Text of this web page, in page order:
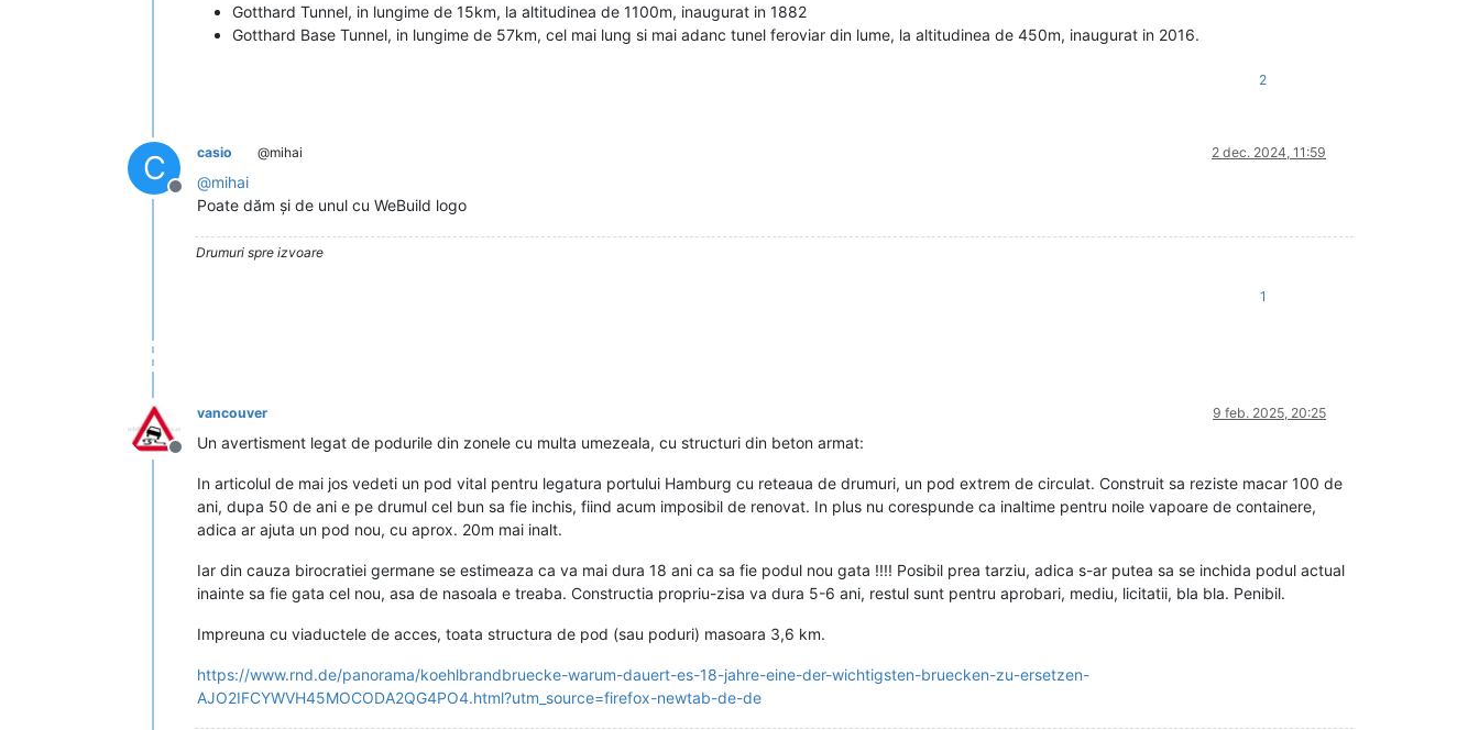
Gotthard Tunnel, in lungime de 15km, la altitudinea de 1100m, inaugurat in 1882
Gotthard Base Tunnel, in lungime de 57km, cel mai lung si mai adanc tunel feroviar din lume, la altitudinea de 450m, inaugurat in 2016.
2
C
Deconectat
casio @mihai 2 dec. 2024, 11:59
@mihai
Poate dăm și de unul cu WeBuild logo
Drumuri spre izvoare
1
Deconectat
vancouver 9 feb. 2025, 20:25
Un avertisment legat de podurile din zonele cu multa umezeala, cu structuri din beton armat:
In articolul de mai jos vedeti un pod vital pentru legatura portului Hamburg cu reteaua de drumuri, un pod extrem de circulat. Construit sa reziste macar 100 de
ani, dupa 50 de ani e pe drumul cel bun sa fie inchis, fiind acum imposibil de renovat. In plus nu corespunde ca inaltime pentru noile vapoare de containere,
adica ar ajuta un pod nou, cu aprox. 20m mai inalt.
Iar din cauza birocratiei germane se estimeaza ca va mai dura 18 ani ca sa fie podul nou gata !!!! Posibil prea tarziu, adica s-ar putea sa se inchida podul actual
inainte sa fie gata cel nou, asa de nasoala e treaba. Constructia propriu-zisa va dura 5-6 ani, restul sunt pentru aprobari, mediu, licitatii, bla bla. Penibil.
Impreuna cu viaductele de acces, toata structura de pod (sau poduri) masoara 3,6 km.
https://www.rnd.de/panorama/koehlbrandbruecke-warum-dauert-es-18-jahre-eine-der-wichtigsten-bruecken-zu-ersetzen-
AJO2IFCYWVH45MOCODA2QG4PO4.html?utm_source=firefox-newtab-de-de